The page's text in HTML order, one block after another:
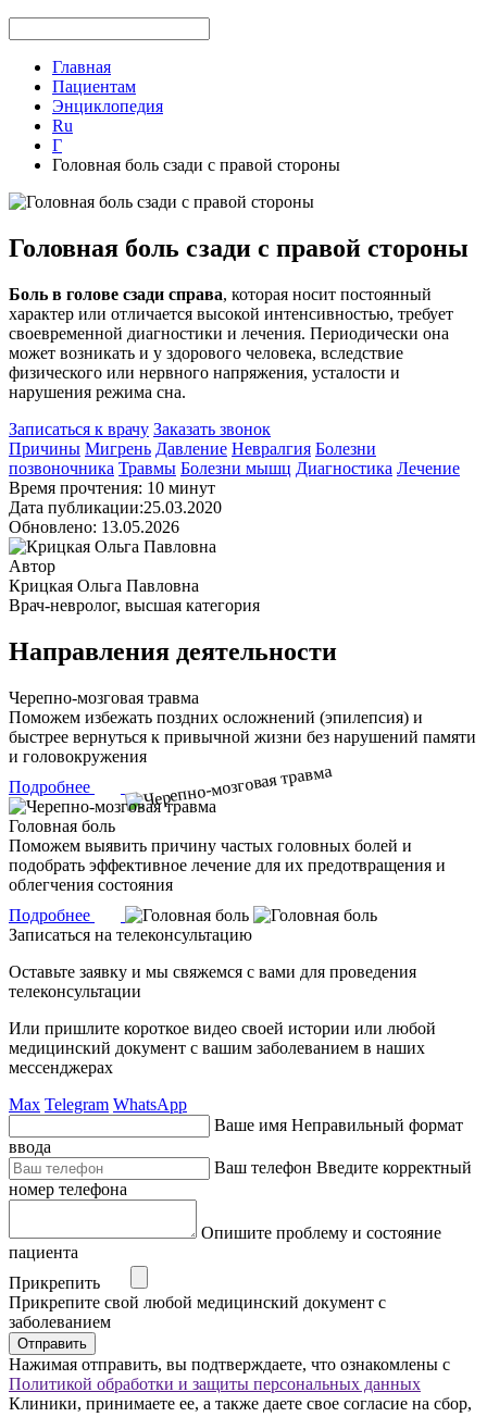
Главная
Пациентам
Энциклопедия
Ru
Г
Головная боль сзади с правой стороны
Головная боль сзади с правой стороны
Боль в голове сзади справа, которая носит постоянный
характер или отличается высокой интенсивностью, требует
своевременной диагностики и лечения. Периодически она
может возникать и у здорового человека, вследствие
физического или нервного напряжения, усталости и
нарушения режима сна.
Записаться к врачу Заказать звонок
Причины Мигрень Давление Невралгия Болезни
позвоночника Травмы Болезни мышц Диагностика Лечение
Время прочтения: 10 минут
Дата публикации:25.03.2020
Обновлено: 13.05.2026
Автор
Крицкая Ольга Павловна
Врач-невролог, высшая категория
Направления деятельности
Черепно-мозговая травма
Поможем избежать поздних осложнений (эпилепсия) и
быстрее вернуться к привычной жизни без нарушений памяти
и головокружения
Подробнее
Головная боль
Поможем выявить причину частых головных болей и
подобрать эффективное лечение для их предотвращения и
облегчения состояния
Подробнее
Записаться на телеконсультацию
Оставьте заявку и мы свяжемся с вами для проведения
телеконсультации
Или пришлите короткое видео своей истории или любой
медицинский документ с вашим заболеванием в наших
мессенджерах
Max Telegram WhatsApp
Ваше имя Неправильный формат
ввода
Ваш телефон Введите корректный
номер телефона
Опишите проблему и состояние
пациента
Прикрепить
Прикрепите свой любой медицинский документ с
заболеванием
Отправить
Нажимая отправить, вы подтверждаете, что ознакомлены с
Политикой обработки и защиты персональных данных
Клиники, принимаете ее, а также даете свое согласие на сбор,